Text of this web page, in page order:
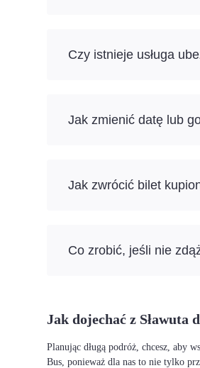
Czy istnieje usługa
Jak zmienić datę lub
Jak zwrócić bilet
Co zrobić, jeśli nie
Jak dojechać z Sławuta
Planując długą podróż, chcesz, aby
Bus, ponieważ dla nas to nie tylko